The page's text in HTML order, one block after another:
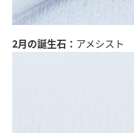
2月の誕生石： アメシスト